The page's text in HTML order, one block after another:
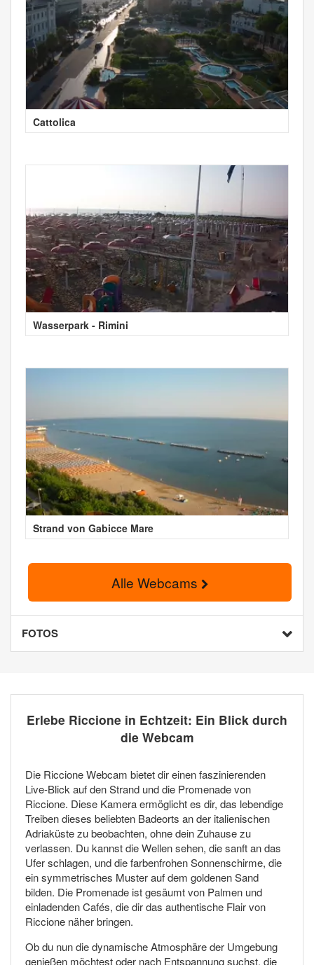
Cattolica
Wasserpark - Rimini
Strand von Gabicce Mare
Alle Webcams
FOTOS
Erlebe Riccione in Echtzeit: Ein Blick durch
die Webcam
Die Riccione Webcam bietet dir einen faszinierenden
Live-Blick auf den Strand und die Promenade von
Riccione. Diese Kamera ermöglicht es dir, das lebendige
Treiben dieses beliebten Badeorts an der italienischen
Adriaküste zu beobachten, ohne dein Zuhause zu
verlassen. Du kannst die Wellen sehen, die sanft an das
Ufer schlagen, und die farbenfrohen Sonnenschirme, die
ein symmetrisches Muster auf dem goldenen Sand
bilden. Die Promenade ist gesäumt von Palmen und
einladenden Cafés, die dir das authentische Flair von
Riccione näher bringen.
Ob du nun die dynamische Atmosphäre der Umgebung
genießen möchtest oder nach Entspannung suchst, die